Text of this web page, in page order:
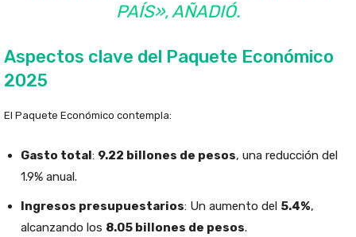
PAÍS», AÑADIÓ.
Aspectos clave del Paquete Económico
2025
El Paquete Económico contempla:
Gasto total: 9.22 billones de pesos, una reducción del
1.9% anual.
Ingresos presupuestarios: Un aumento del 5.4%,
alcanzando los 8.05 billones de pesos.